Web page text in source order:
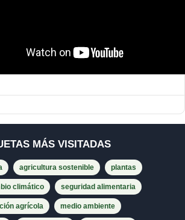
MÁS VISITADAS
agricultura sostenible plantas
climático seguridad alimentaria
agrícola medio ambiente